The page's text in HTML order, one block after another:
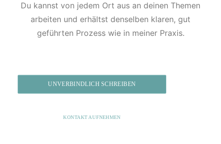
Du kannst von jedem Ort aus an deinen Themen
arbeiten und erhältst denselben klaren, gut
geführten Prozess wie in meiner Praxis.
UNVERBINDLICH SCHREIBEN
KONTAKT AUFNEHMEN